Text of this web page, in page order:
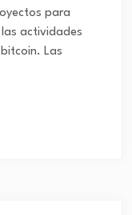
para
actividades
Las